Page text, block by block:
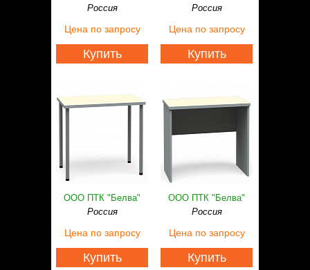
Россия
Цена по запросу
Купить
Россия
Цена по запросу
Купить
ООО ПТК "Белва"
Россия
Цена по запросу
Купить
ООО ПТК "Белва"
Россия
Цена по запросу
Купить